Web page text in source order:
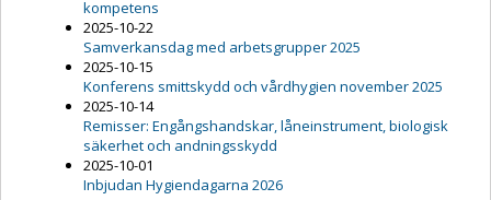
kompetens
2025-10-22
Samverkansdag med arbetsgrupper 2025
2025-10-15
Konferens smittskydd och vårdhygien november 2025
2025-10-14
Remisser: Engångshandskar, låneinstrument, biologisk
säkerhet och andningsskydd
2025-10-01
Inbjudan Hygiendagarna 2026